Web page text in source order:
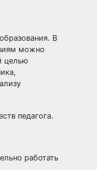
В
можно
целью
педагога.
работать